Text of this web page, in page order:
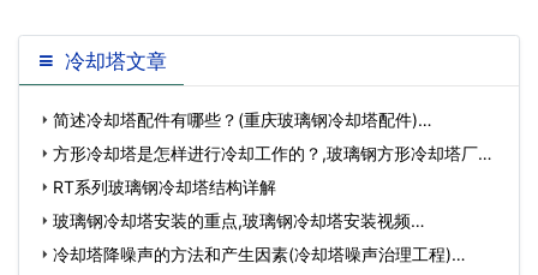
料、冷却塔减速器、冷却塔集水器的使用
维修厂家就为大家简单清晰的介绍一下
冷却塔文章
简述冷却塔配件有哪些？(重庆玻璃钢冷却塔配件)…
方形冷却塔是怎样进行冷却工作的？,玻璃钢方形冷却塔厂
家…RT系列玻璃钢冷却塔结构详解
玻璃钢冷却塔安装的重点,玻璃钢冷却塔安装视频…
冷却塔降噪声的方法和产生因素(冷却塔噪声治理工程)…